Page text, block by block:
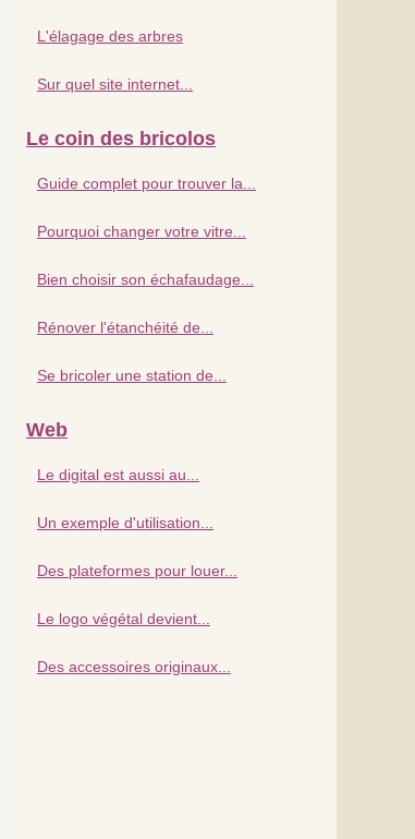
L'élagage des arbres
Sur quel site internet...
Le coin des bricolos
Guide complet pour trouver la...
Pourquoi changer votre vitre...
Bien choisir son échafaudage...
Rénover l'étanchéité de...
Se bricoler une station de...
Web
Le digital est aussi au...
Un exemple d'utilisation...
Des plateformes pour louer...
Le logo végétal devient...
Des accessoires originaux...